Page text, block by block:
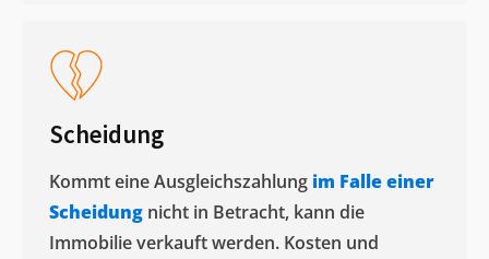
Scheidung
Kommt eine Ausgleichszahlung im Falle einer
Scheidung nicht in Betracht, kann die
Immobilie verkauft werden. Kosten und